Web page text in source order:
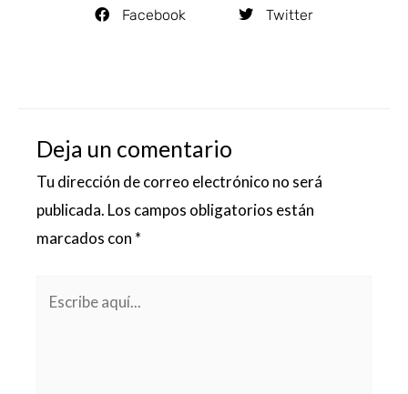
Facebook Twitter
Deja un comentario
Tu dirección de correo electrónico no será
publicada. Los campos obligatorios están
marcados con *